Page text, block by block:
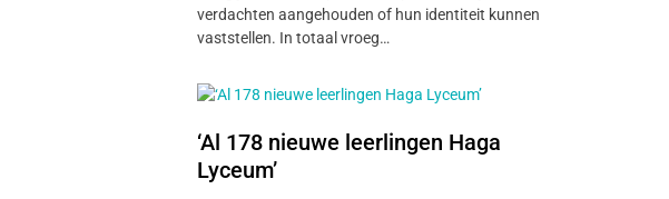
verdachten aangehouden of hun identiteit kunnen
vaststellen. In totaal vroeg…
‘Al 178 nieuwe leerlingen Haga
Lyceum’